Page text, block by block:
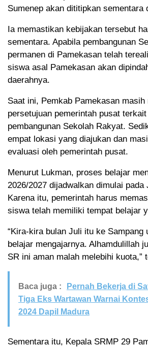
Sumenep akan dititipkan sementara
Ia memastikan kebijakan tersebut
sementara. Apabila pembangunan
permanen di Pamekasan telah
siswa asal Pamekasan akan
daerahnya.
Saat ini, Pemkab Pamekasan masih
persetujuan pemerintah pusat
pembangunan Sekolah Rakyat.
empat lokasi yang diajukan dan
evaluasi oleh pemerintah pusat.
Menurut Lukman, proses belajar
2026/2027 dijadwalkan dimulai pada
Karena itu, pemerintah harus
siswa telah memiliki tempat belajar
“Kira-kira bulan Juli itu ke Sampang
belajar mengajarnya. Alhamdulillah
SR ini aman malah melebihi kuota,”
Baca juga :
Pernah Bekerja di
Tiga Eks Wartawan Warnai
2024 Dapil Madura
Sementara itu, Kepala SRMP 29